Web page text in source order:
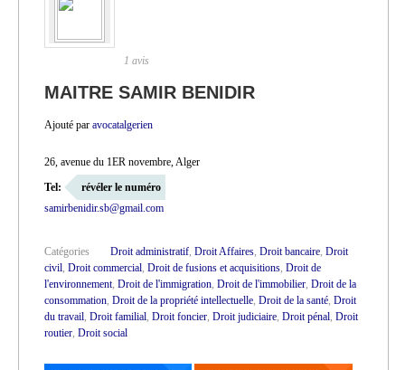
1 avis
MAITRE SAMIR BENIDIR
Ajouté par avocatalgerien
26, avenue du 1ER novembre, Alger
Tel:
révéler le numéro
samirbenidir.sb@gmail.com
Catégories Droit administratif, Droit Affaires, Droit bancaire, Droit
civil, Droit commercial, Droit de fusions et acquisitions, Droit de
l'environnement, Droit de l'immigration, Droit de l'immobilier, Droit de la
consommation, Droit de la propriété intellectuelle, Droit de la santé, Droit
du travail, Droit familial, Droit foncier, Droit judiciaire, Droit pénal, Droit
routier, Droit social